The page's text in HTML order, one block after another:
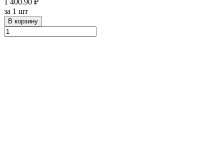
1 400.90 ₽
за 1 шт
В корзину